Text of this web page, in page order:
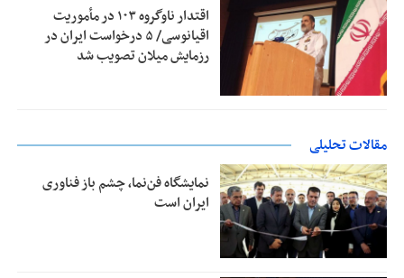
اقتدار ناوگروه ۱۰۳ در مأموریت‌
اقیانوسی/ ۵ درخواست ایران در
رزمایش میلان تصویب شد
مقالات تحلیلی
نمایشگاه فن‌نما، چشم باز فناوری
ایران است